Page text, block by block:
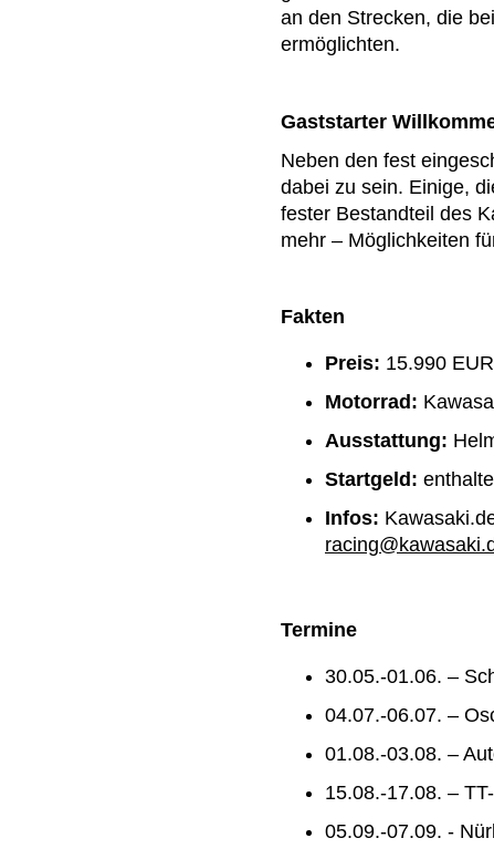
an den Strecken, die
ermöglichten.
Gaststarter
Neben den fest
dabei zu sein. Einige,
fester Bestandteil des
mehr – Möglichkeiten
Fakten
Preis: 15.990 EUR
Motorrad:
Ausstattung:
Startgeld:
Infos:
Termine
30.05.-01.06. –
04.07.-06.07. –
01.08.-03.08. –
15.08.-17.08. –
05.09.-07.09. -